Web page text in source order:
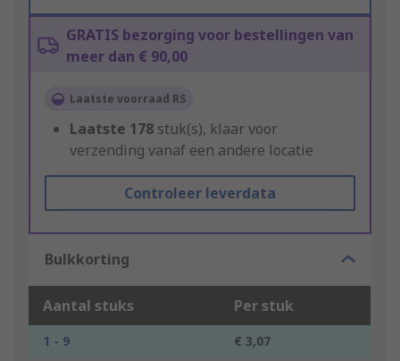
GRATIS bezorging voor bestellingen van
meer dan € 90,00
Laatste voorraad RS
Laatste 178 stuk(s), klaar voor
verzending vanaf een andere locatie
Controleer leverdata
Bulkkorting
Aantal stuks Per stuk
1 - 9
€ 3,07